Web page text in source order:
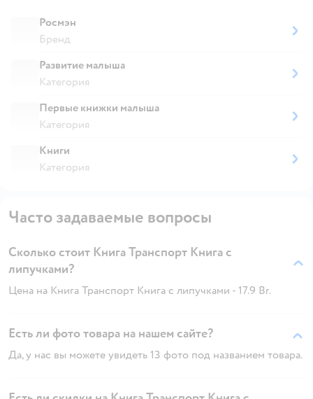
Росмэн
Бренд
Развитие малыша
Категория
Первые книжки малыша
Категория
Книги
Категория
Часто задаваемые вопросы
Сколько стоит Книга Транспорт Книга с
липучками?
Цена на Книга Транспорт Книга с липучками - 17.9 Br.
Есть ли фото товара на нашем сайте?
Да, у нас вы можете увидеть 13 фото под названием товара.